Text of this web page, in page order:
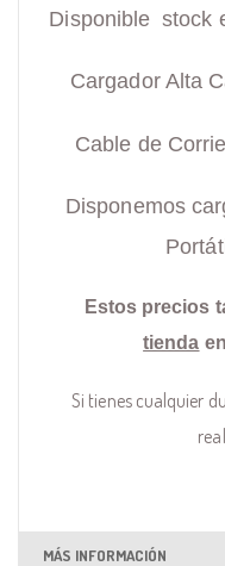
Disponible stock
Cargador Alta
Cable de
Disponemos
Estos precios
tienda
Si tienes cualquier
MÁS INFORMACIÓN